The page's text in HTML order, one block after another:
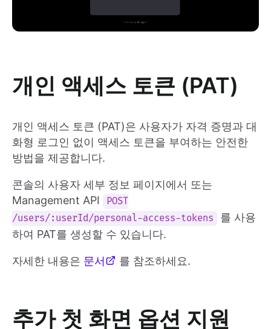
개인 액세스 토큰 (PAT)
개인 액세스 토큰 (PAT)은 사용자가 자격 증명과 대
화형 로그인 없이 액세스 토큰을 부여하는 안전한
방법을 제공합니다.
콘솔의 사용자 세부 정보 페이지에서 또는
Management API
POST
/users/:userId/personal-access-tokens
를 사용
하여 PAT를 생성할 수 있습니다.
자세한 내용은 문서 를 참조하세요.
추가 첫 화면 옵션 지원